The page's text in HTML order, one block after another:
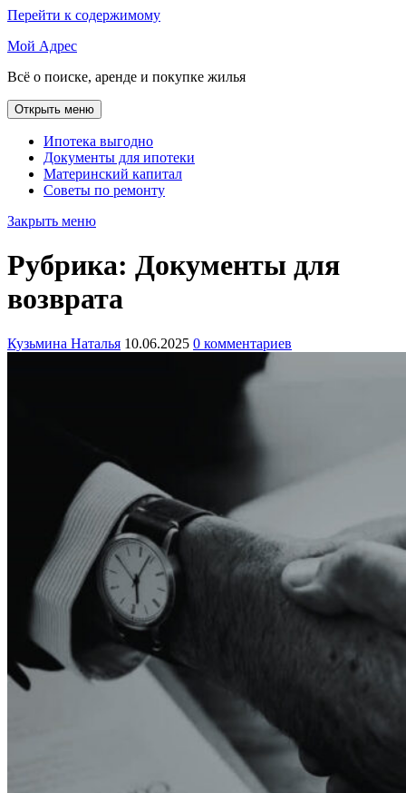
Перейти к содержимому
Мой Адрес
Всё о поиске, аренде и покупке жилья
Открыть меню
Ипотека выгодно
Документы для ипотеки
Материнский капитал
Советы по ремонту
Закрыть меню
Рубрика: Документы для
возврата
Кузьмина Наталья 10.06.2025 0 комментариев